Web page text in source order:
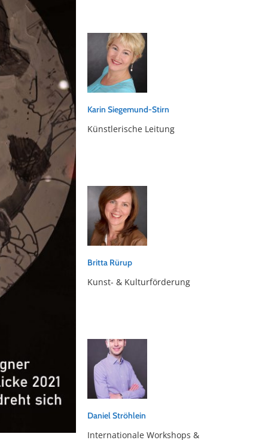
Karin Siegemund-Stirn
Künstlerische Leitung
Britta Rürup
Kunst- & Kulturförderung
Daniel Ströhlein
Internationale Workshops &